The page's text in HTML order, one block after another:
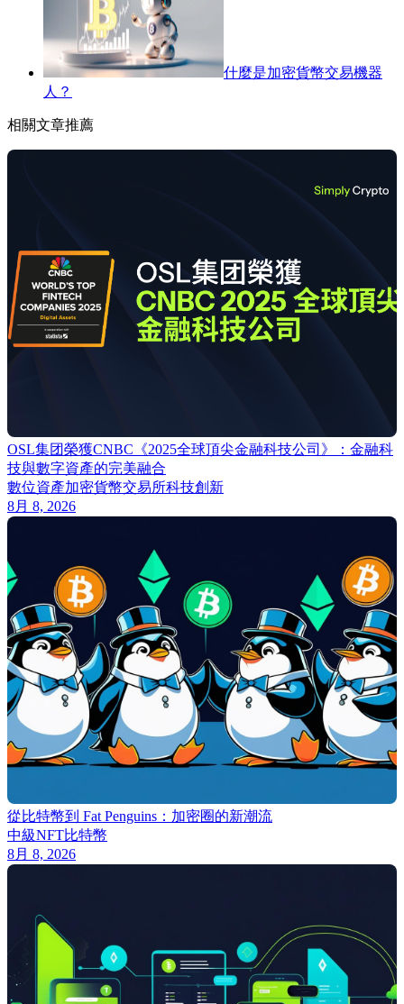
什麼是加密貨幣交易機器
人？
相關文章推薦
OSL集团榮獲CNBC《2025全球頂尖金融科技公司》：金融科
技與數字資產的完美融合
數位資產加密貨幣交易所科技創新
8月 8, 2026
從比特幣到 Fat Penguins：加密圈的新潮流
中級NFT比特幣
8月 8, 2026